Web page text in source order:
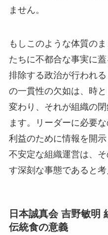
ません。
もしこのような体質の
たちに不都合な事実に
排除する政治が行われ
の一貫性の欠如は、時
変わり、それが組織の
ます。リーダーに必要
利益のために情報を開
不安定な組織運営は、
す深刻な事態であると考
日本誠真会 吉野敏明
伝統食の意義